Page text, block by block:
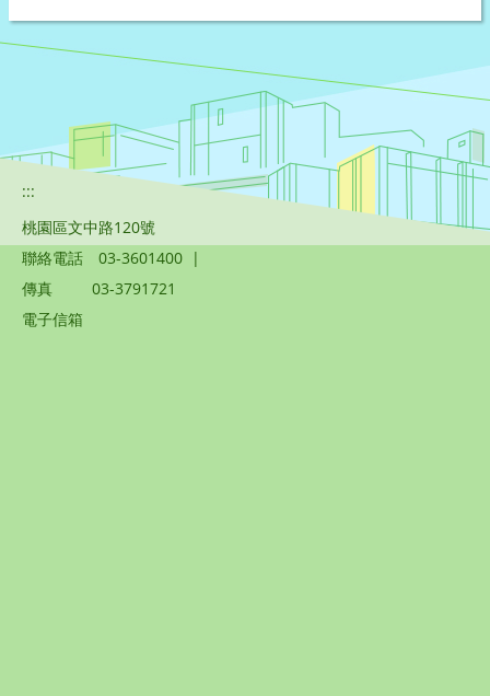
:::
桃園區文中路120號
聯絡電話
03-3601400 |
傳真
03-3791721
電子信箱